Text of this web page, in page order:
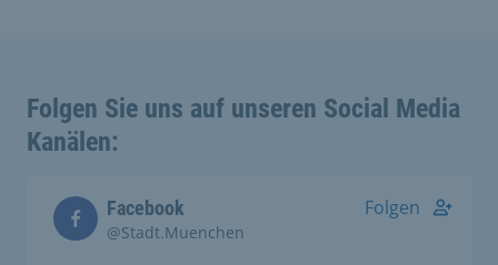
Folgen Sie uns auf unseren Social Media
Kanälen:
Facebook
@Stadt.Muenchen
Folgen